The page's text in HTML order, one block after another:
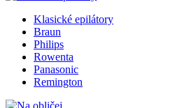
Klasické epilátory
Braun
Philips
Rowenta
Panasonic
Remington